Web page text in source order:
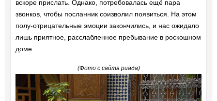
вскоре прислать. Однако, потребовалась ещё пара
звонков, чтобы посланник соизволил появиться. На этом
полу-отрицательные эмоции закончились, и нас ожидало
лишь приятное, расслабленное пребывание в роскошном
доме.
(Фото с сайта риада)